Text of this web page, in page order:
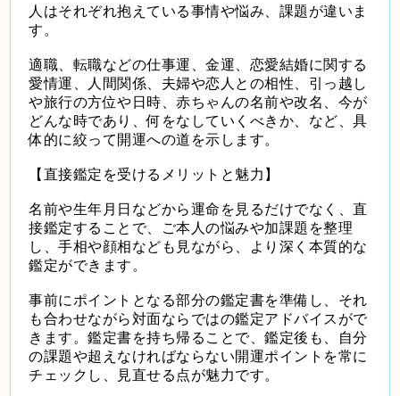
人はそれぞれ抱えている事情や悩み、課題が違いま
す。
適職、転職などの仕事運、金運、恋愛結婚に関する
愛情運、人間関係、夫婦や恋人との相性、引っ越し
や旅行の方位や日時、赤ちゃんの名前や改名、今が
どんな時であり、何をなしていくべきか、など、具
体的に絞って開運への道を示します。
【直接鑑定を受けるメリットと魅力】
名前や生年月日などから運命を見るだけでなく、直
接鑑定することで、ご本人の悩みや加課題を整理
し、手相や顔相なども見ながら、より深く本質的な
鑑定ができます。
事前にポイントとなる部分の鑑定書を準備し、それ
も合わせながら対面ならではの鑑定アドバイスがで
きます。鑑定書を持ち帰ることで、鑑定後も、自分
の課題や超えなければならない開運ポイントを常に
チェックし、見直せる点が魅力です。